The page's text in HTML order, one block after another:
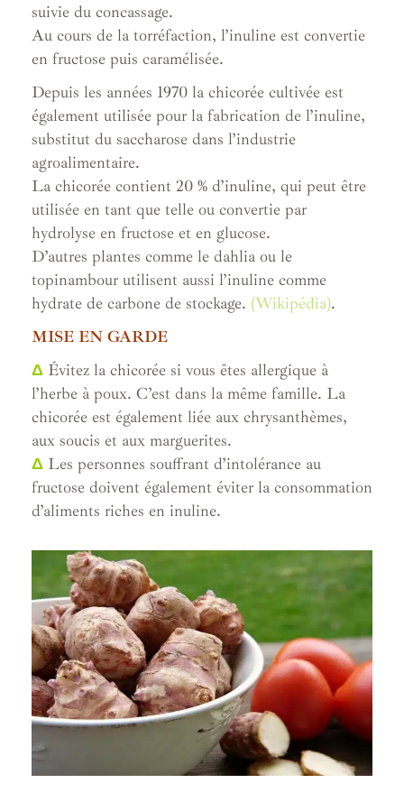
suivie du concassage.
Au cours de la torréfaction, l’inuline est convertie
en fructose puis caramélisée.
Depuis les années 1970 la chicorée cultivée est
également utilisée pour la fabrication de l’inuline,
substitut du saccharose dans l’industrie
agroalimentaire.
La chicorée contient 20 % d’inuline, qui peut être
utilisée en tant que telle ou convertie par
hydrolyse en fructose et en glucose.
D’autres plantes comme le dahlia ou le
topinambour utilisent aussi l’inuline comme
hydrate de carbone de stockage. (Wikipédia).
MISE EN GARDE
Δ Évitez la chicorée si vous êtes allergique à
l’herbe à poux. C’est dans la même famille. La
chicorée est également liée aux chrysanthèmes,
aux soucis et aux marguerites.
Δ Les personnes souffrant d’intolérance au
fructose doivent également éviter la consommation
d’aliments riches en inuline.